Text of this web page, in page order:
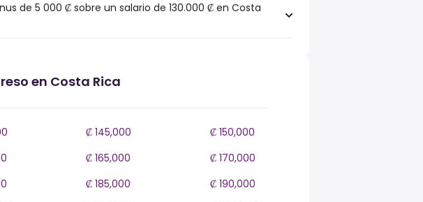
de 5 000 ₡ sobre un salario de 130.000 ₡ en Costa
en Costa Rica
₡ 145,000
₡ 150,000
₡ 165,000
₡ 170,000
₡ 185,000
₡ 190,000